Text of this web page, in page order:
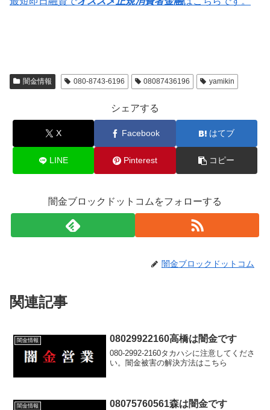
闇金情報 080-8743-6196 08087436196 yamikin
シェアする
X Facebook はてブ
LINE Pinterest コピー
闇金ブロックドットコムをフォローする
闇金ブロックドットコム
関連記事
闇金情報 08029922160高橋は闇金です
080-2992-2160タカハシに注意してくださ
い。闇金被害の解決方法はこちら
闇金情報 08075760561森は闇金です